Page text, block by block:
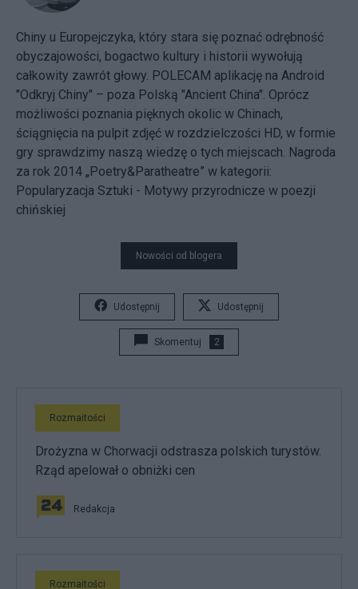
Chiny u Europejczyka, który stara się poznać odrębność
obyczajowości, bogactwo kultury i historii wywołują
całkowity zawrót głowy. POLECAM aplikację na Android
"Odkryj Chiny" – poza Polską "Ancient China". Oprócz
możliwości poznania pięknych okolic w Chinach,
ściągnięcia na pulpit zdjęć w rozdzielczości HD, w formie
gry sprawdzimy naszą wiedzę o tych miejscach. Nagroda
za rok 2014 „Poetry&Paratheatre” w kategorii:
Popularyzacja Sztuki - Motywy przyrodnicze w poezji
chińskiej
Nowości od blogera
Udostępnij Udostępnij
Skomentuj 2
Rozmaitości
Drożyzna w Chorwacji odstrasza polskich turystów.
Rząd apelował o obniżki cen
Redakcja
Rozmaitości